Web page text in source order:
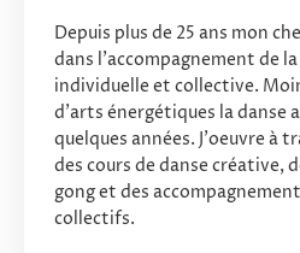
Depuis plus de 25 ans mon
dans l’accompagnement de
individuelle et collective.
d'arts énergétiques la danse
quelques années. J'oeuvre à
des cours de danse créative,
gong et des
collectifs.